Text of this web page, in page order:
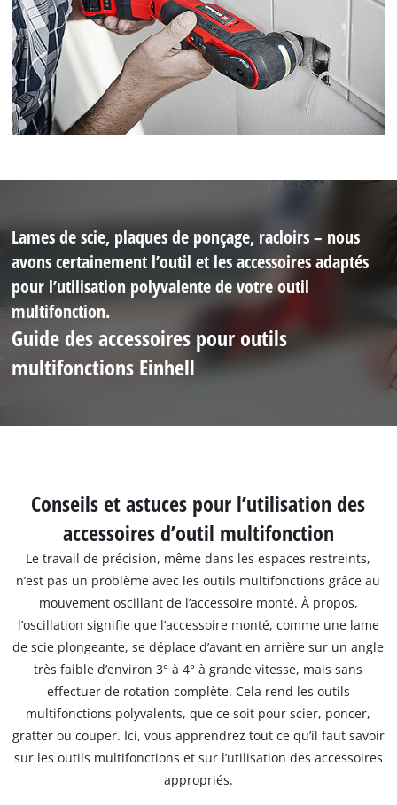
Lames de scie, plaques de ponçage, racloirs – nous
avons certainement l’outil et les accessoires adaptés
pour l’utilisation polyvalente de votre outil
multifonction.
Guide des accessoires pour outils
multifonctions Einhell
Conseils et astuces pour l’utilisation des
accessoires d’outil multifonction
Le travail de précision, même dans les espaces restreints,
n’est pas un problème avec les outils multifonctions grâce au
mouvement oscillant de l’accessoire monté. À propos,
l’oscillation signifie que l’accessoire monté, comme une lame
de scie plongeante, se déplace d’avant en arrière sur un angle
très faible d’environ 3° à 4° à grande vitesse, mais sans
effectuer de rotation complète. Cela rend les outils
multifonctions polyvalents, que ce soit pour scier, poncer,
gratter ou couper. Ici, vous apprendrez tout ce qu’il faut savoir
sur les outils multifonctions et sur l’utilisation des accessoires
appropriés.